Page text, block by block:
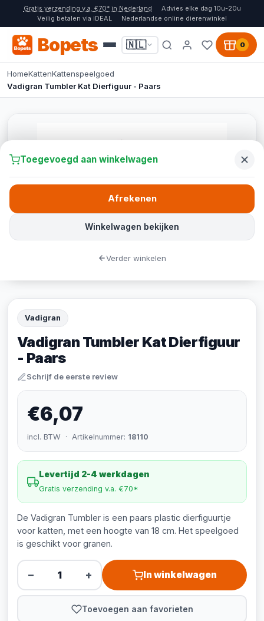
Gratis verzending v.a. €70* in Nederland
Advies elke dag 10u-20u
Veilig betalen via iDEAL
Nederlandse online dierenwinkel
Bopets 🇳🇱 0
HomeKattenKattenspeelgoed
Vadigran Tumbler Kat Dierfiguur - Paars
Vadigran
Vadigran Tumbler Kat Dierfiguur
- Paars
Schrijf de eerste review
€6,07
incl. BTW · Artikelnummer: 18110
Levertijd 2-4 werkdagen
Gratis verzending v.a. €70*
De Vadigran Tumbler is een paars plastic dierfiguurtje
voor katten, met een hoogte van 18 cm. Het speelgoed
is geschikt voor granen.
− + In winkelwagen
Toevoegen aan favorieten
Toegevoegd aan winkelwagen
Winkelwagen bekijken
Afrekenen
Verder winkelen